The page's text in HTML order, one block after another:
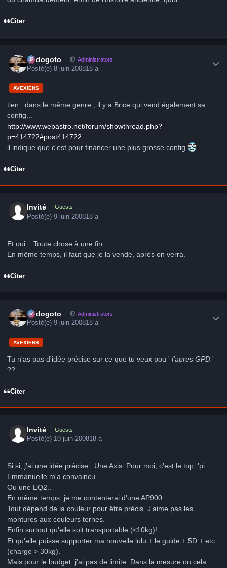
Citer
frédogoto Administrators
Posté(e)8 juin 200818 a
AVEXIENS
tien.. dans le même genre , il y a Brice qui vend également sa
config...
http://www.webastro.net/forum/showthread.php?
p=414722#post414722
il indique que c'est pour financer une plus grosse config
Citer
Invité Guests
Posté(e)9 juin 200818 a
Et oui... Toute chose à une fin.
En même temps, il faut que je la vende, après on verra.
Citer
frédogoto Administrators
Posté(e)9 juin 200818 a
AVEXIENS
Tu n'as pas d'idée précise sur ce que tu veux pou ' l'apres GPD '
??
Citer
Invité Guests
Posté(e) 10 juin 200818 a
Si si, j'ai une idée précise : Une Axis. Pour moi, c'est le top. 'pi
Emmanuelle m'a convaincu.
Ou une EQ2..
En même temps, je me contenterai d'une AP900...
Tout dépend de la couleur pour être précis. J'aime pas les
montures aux couleurs ternes.
Enfin surtout qu'elle soit transportable (<10kg)!
Et qu'elle puisse supporter ma nouvelle lulu + le guide + 5D + etc.
(charge > 30kg).
Mais pour le budget, j'ai pas de limite. Dans la mesure ou cela